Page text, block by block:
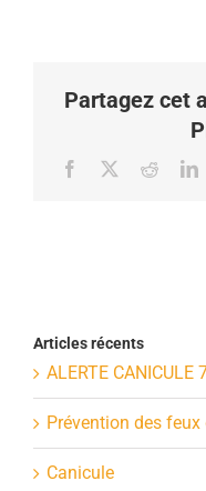
Partagez cet
Facebook Reddit
Articles récents
ALERTE
Prévention des
Canicule